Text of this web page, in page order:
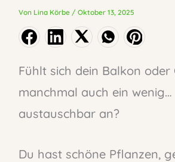
Von Lina Körbe / Oktober 13, 2025
Fühlt sich dein Balkon oder
manchmal auch ein wenig…
austauschbar an?
Du hast schöne Pflanzen,